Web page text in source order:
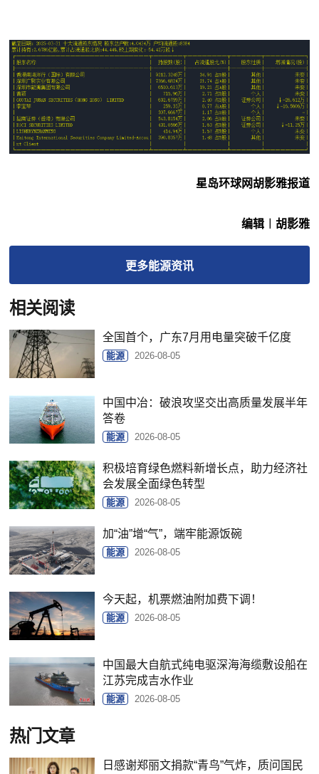
星岛环球网胡影雅报道
编辑︱胡影雅
更多能源资讯
相关阅读
全国首个，广东7月用电量突破千亿度
能源 2026-08-05
中国中冶：破浪攻坚交出高质量发展半年
答卷
能源 2026-08-05
积极培育绿色燃料新增长点，助力经济社
会发展全面绿色转型
能源 2026-08-05
加“油”增“气”，端牢能源饭碗
能源 2026-08-05
今天起，机票燃油附加费下调！
能源 2026-08-05
中国最大自航式纯电驱深海海缆敷设船在
江苏完成吉水作业
能源 2026-08-05
热门文章
日感谢郑丽文捐款“青鸟”气炸，质问国民